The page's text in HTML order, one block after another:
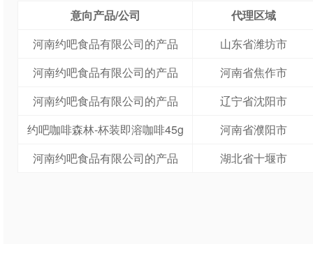
意向产品/公司
代理区域
河南约吧食品有限公司的产品
山东省潍坊市
河南约吧食品有限公司的产品
河南省焦作市
河南约吧食品有限公司的产品
辽宁省沈阳市
约吧咖啡森林-杯装即溶咖啡45g
河南省濮阳市
河南约吧食品有限公司的产品
湖北省十堰市